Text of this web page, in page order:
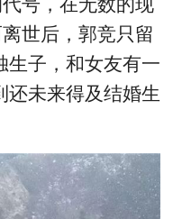
号，在无数的现
世后，郭竞只留
生子，和女友有一
还未来得及结婚生